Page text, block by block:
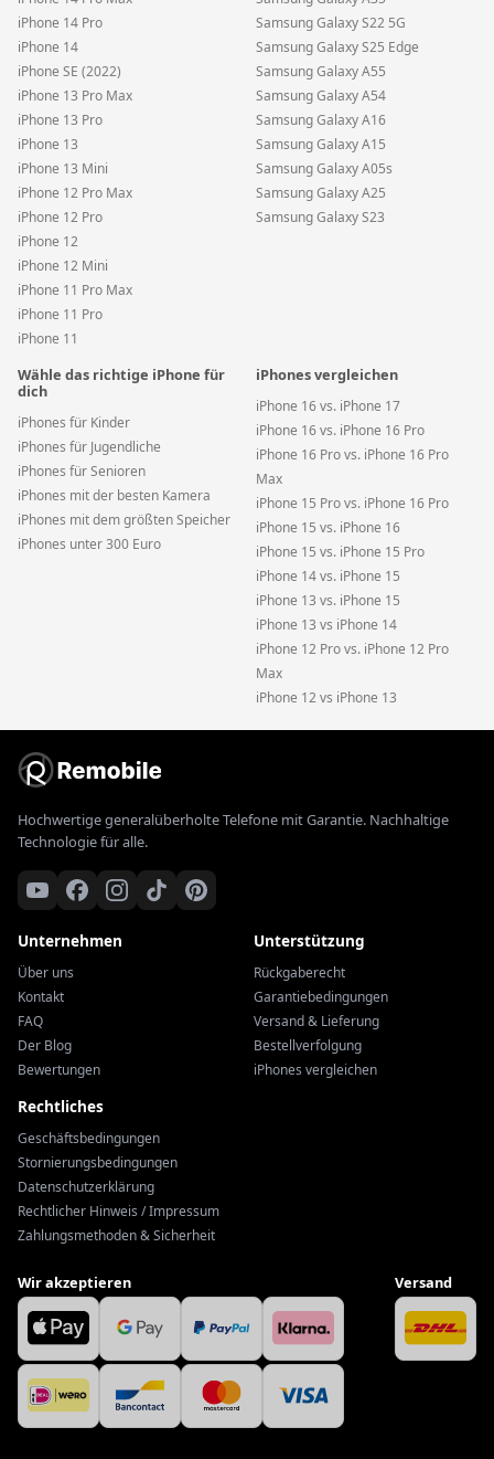
iPhone 14 Pro
iPhone 14
iPhone SE (2022)
iPhone 13 Pro Max
iPhone 13 Pro
iPhone 13
iPhone 13 Mini
iPhone 12 Pro Max
iPhone 12 Pro
iPhone 12
iPhone 12 Mini
iPhone 11 Pro Max
iPhone 11 Pro
iPhone 11
Samsung Galaxy S22 5G
Samsung Galaxy S25 Edge
Samsung Galaxy A55
Samsung Galaxy A54
Samsung Galaxy A16
Samsung Galaxy A15
Samsung Galaxy A05s
Samsung Galaxy A25
Samsung Galaxy S23
Wähle das richtige iPhone für
dich
iPhones für Kinder
iPhones für Jugendliche
iPhones für Senioren
iPhones mit der besten Kamera
iPhones mit dem größten Speicher
iPhones unter 300 Euro
iPhones vergleichen
iPhone 16 vs. iPhone 17
iPhone 16 vs. iPhone 16 Pro
iPhone 16 Pro vs. iPhone 16 Pro
Max
iPhone 15 Pro vs. iPhone 16 Pro
iPhone 15 vs. iPhone 16
iPhone 15 vs. iPhone 15 Pro
iPhone 14 vs. iPhone 15
iPhone 13 vs. iPhone 15
iPhone 13 vs iPhone 14
iPhone 12 Pro vs. iPhone 12 Pro
Max
iPhone 12 vs iPhone 13
Hochwertige generalüberholte Telefone mit Garantie. Nachhaltige
Technologie für alle.
Unternehmen
Über uns
Kontakt
FAQ
Der Blog
Bewertungen
Unterstützung
Rückgaberecht
Garantiebedingungen
Versand & Lieferung
Bestellverfolgung
iPhones vergleichen
Rechtliches
Geschäftsbedingungen
Stornierungsbedingungen
Datenschutzerklärung
Rechtlicher Hinweis / Impressum
Zahlungsmethoden & Sicherheit
Wir akzeptieren Versand